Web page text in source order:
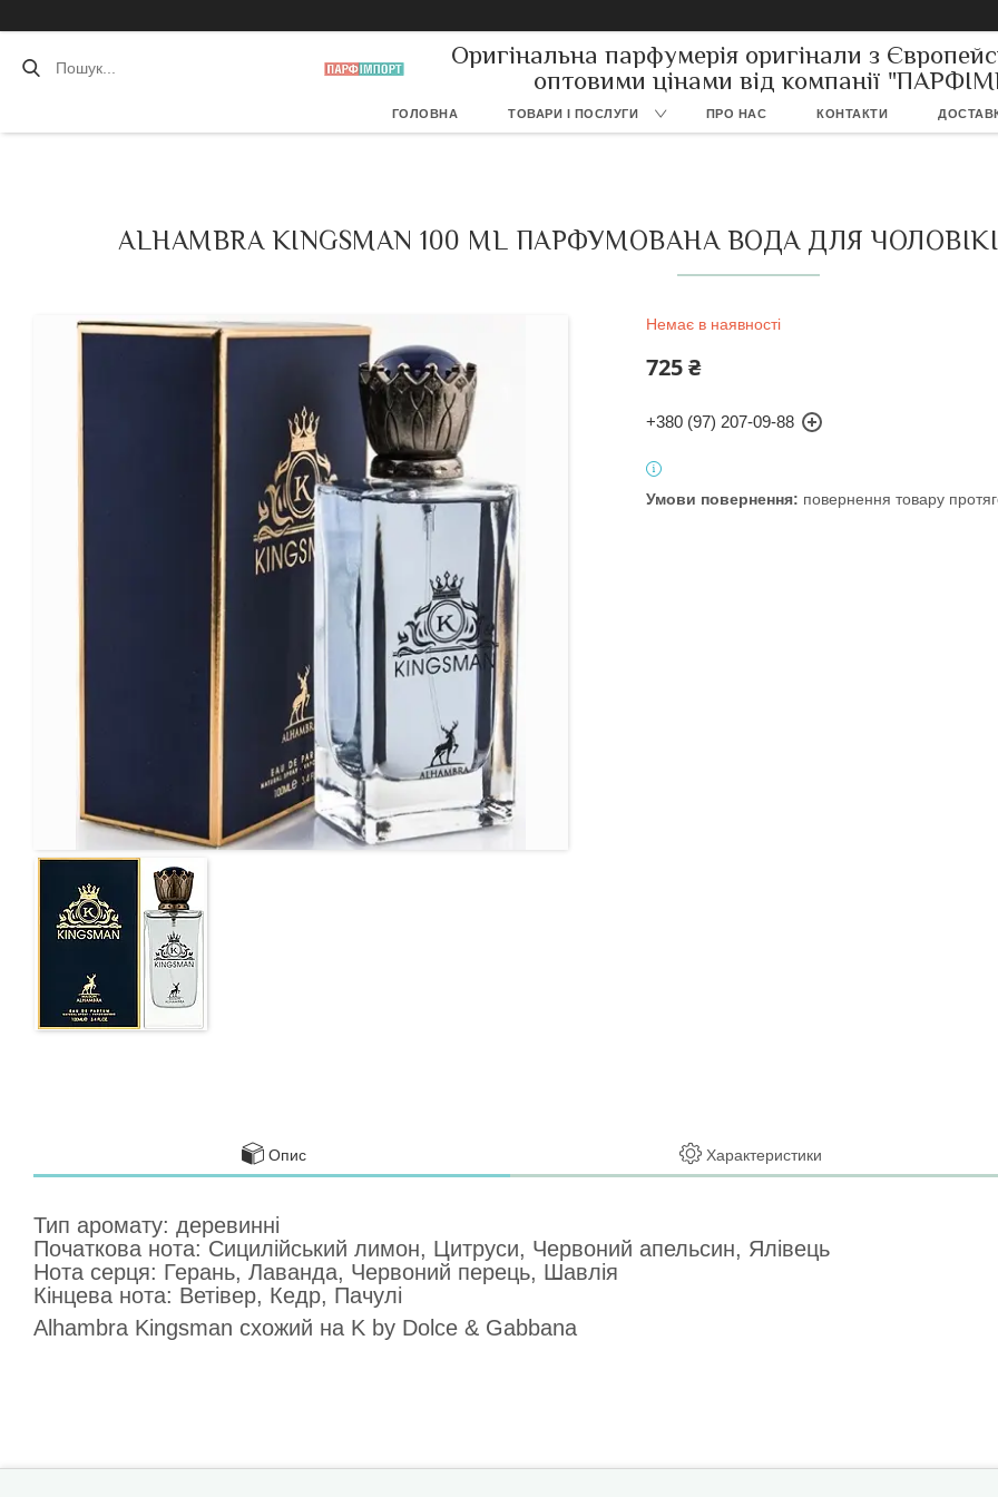
Оригінальна парфумерія оригінали з
оптовими цінами від компанії
ГОЛОВНА ТОВАРИ І ПОСЛУГИ ПРО НАС КОНТАКТИ
ALHAMBRA KINGSMAN 100 ML ПАРФУМОВАНА ВОДА ДЛЯ
Немає в наявності
725 ₴
+380 (97) 207-09-88
повернення товару
Опис Характеристики
Тип аромату: деревинні
Початкова нота: Сицилійський лимон, Цитруси, Червоний апельсин, Ялівець
Нота серця: Герань, Лаванда, Червоний перець, Шавлія
Кінцева нота: Ветівер, Кедр, Пачулі
Alhambra Kingsman схожий на K by Dolce & Gabbana